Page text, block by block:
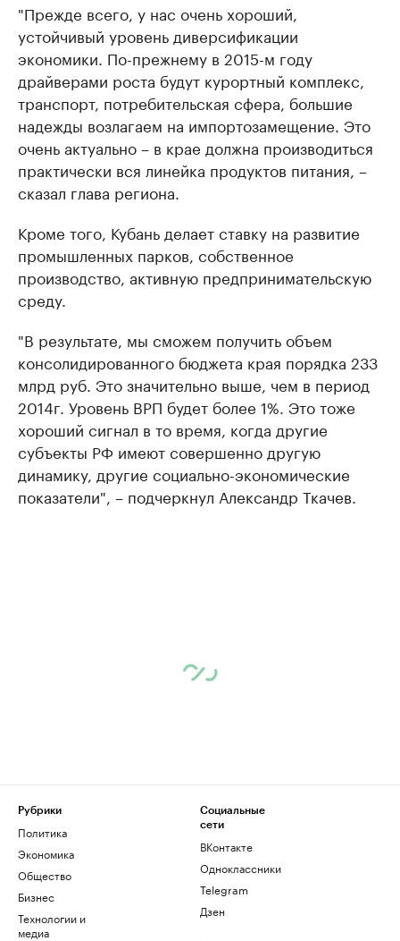
"Прежде всего, у нас очень хороший,
устойчивый уровень диверсификации
экономики. По-прежнему в 2015-м году
драйверами роста будут курортный комплекс,
транспорт, потребительская сфера, большие
надежды возлагаем на импортозамещение. Это
очень актуально – в крае должна производиться
практически вся линейка продуктов питания, –
сказал глава региона.
Кроме того, Кубань делает ставку на развитие
промышленных парков, собственное
производство, активную предпринимательскую
среду.
"В результате, мы сможем получить объем
консолидированного бюджета края порядка 233
млрд руб. Это значительно выше, чем в период
2014г. Уровень ВРП будет более 1%. Это тоже
хороший сигнал в то время, когда другие
субъекты РФ имеют совершенно другую
динамику, другие социально-экономические
показатели", – подчеркнул Александр Ткачев.
Рубрики
Политика
Экономика
Общество
Бизнес
Технологии и
медиа
Социальные
сети
ВКонтакте
Одноклассники
Telegram
Дзен